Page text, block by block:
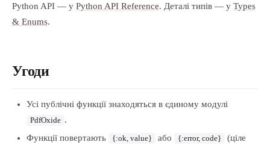
Python API — у Python API Reference. Деталі типів — у Types
& Enums.
Угоди
Усі публічні функції знаходяться в єдиному модулі
PdfOxide .
Функції повертають
{:ok, value} або {:error, code}
(ціле